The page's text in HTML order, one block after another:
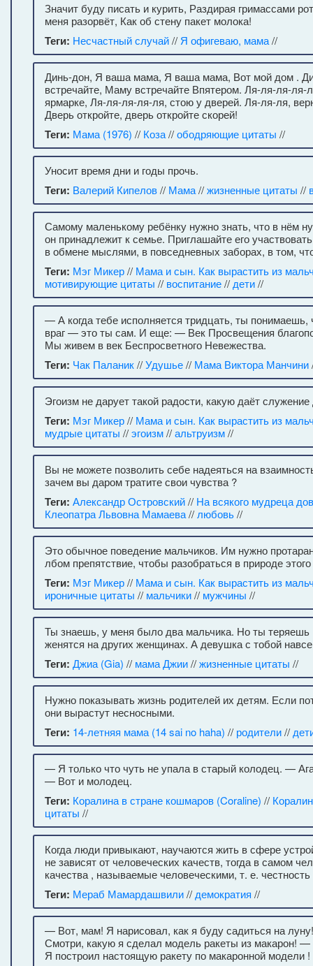
Значит буду писать и курить, Раздирая гримассами
меня разорвёт, Как об стену пакет молока!
Теги: Несчастный случай// Я офигеваю, мама//
Динь-дон, Я ваша мама, Я ваша мама, Вот мой дом .
встречайте, Маму встречайте Впятером. Ля-ля-ля-ля-
ярмарке, Ля-ля-ля-ля-ля, стою у дверей. Ля-ля-ля,
Дверь откройте, дверь откройте скорей!
Теги: Мама (1976) // Коза//ободряющие цитаты //
Уносит время дни и годы прочь.
Теги: Валерий Кипелов// Мама//жизненные цитаты //
Самому маленькому ребёнку нужно знать, что в нём
он принадлежит к семье. Приглашайте его
в обмене мыслями, в повседневных заборах, в том,
Теги: Мэг Микер// Мама и сын. Как вырастить из
мотивирующие цитаты // воспитание// дети//
— А когда тебе исполняется тридцать, ты понимаешь,
враг — это ты сам. И еще: — Век Просвещения
Мы живем в век Беспросветного Невежества.
Теги: Чак Паланик//Удушье// Мама Виктора Манчини
Эгоизм не дарует такой радости, какую даёт
Теги: Мэг Микер// Мама и сын. Как вырастить из
мудрые цитаты //эгоизм//альтруизм//
Вы не можете позволить себе надеяться на
зачем вы даром тратите свои чувства ?
Теги: Александр Островский// На всякого мудреца
Клеопатра Львовна Мамаева// любовь//
Это обычное поведение мальчиков. Им нужно
лбом препятствие, чтобы разобраться в природе
Теги: Мэг Микер// Мама и сын. Как вырастить из
ироничные цитаты // мальчики// мужчины //
Ты знаешь, у меня было два мальчика. Но ты теряешь
женятся на других женщинах. А девушка с тобой
Теги: Джиа (Gia) // мама Джии//жизненные цитаты //
Нужно показывать жизнь родителей их детям. Если
они вырастут несносными.
Теги: 14-летняя мама (14 sai no haha) // родители//
— Я только что чуть не упала в старый колодец. —
— Вот и молодец.
Теги: Коралина в стране кошмаров (Coraline) //
цитаты //
Когда люди привыкают, научаются жить в сфере
не зависят от человеческих качеств, тогда в самом
качества , называемые человеческими, т. е.
Теги: Мераб Мамардашвили// демократия //
— Вот, мам! Я нарисовал, как я буду садиться на
Смотри, какую я сделал модель ракеты из макарон!
Я построил настоящую ракету по макаронной